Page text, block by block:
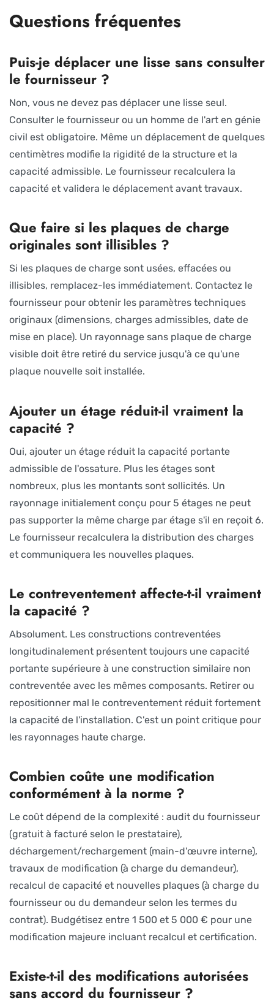
Questions fréquentes
Puis-je déplacer une lisse sans consulter
le fournisseur ?
Non, vous ne devez pas déplacer une lisse seul.
Consulter le fournisseur ou un homme de l'art en génie
civil est obligatoire. Même un déplacement de quelques
centimètres modifie la rigidité de la structure et la
capacité admissible. Le fournisseur recalculera la
capacité et validera le déplacement avant travaux.
Que faire si les plaques de charge
originales sont illisibles ?
Si les plaques de charge sont usées, effacées ou
illisibles, remplacez-les immédiatement. Contactez le
fournisseur pour obtenir les paramètres techniques
originaux (dimensions, charges admissibles, date de
mise en place). Un rayonnage sans plaque de charge
visible doit être retiré du service jusqu'à ce qu'une
plaque nouvelle soit installée.
Ajouter un étage réduit-il vraiment la
capacité ?
Oui, ajouter un étage réduit la capacité portante
admissible de l'ossature. Plus les étages sont
nombreux, plus les montants sont sollicités. Un
rayonnage initialement conçu pour 5 étages ne peut
pas supporter la même charge par étage s'il en reçoit 6.
Le fournisseur recalculera la distribution des charges
et communiquera les nouvelles plaques.
Le contreventement affecte-t-il vraiment
la capacité ?
Absolument. Les constructions contreventées
longitudinalement présentent toujours une capacité
portante supérieure à une construction similaire non
contreventée avec les mêmes composants. Retirer ou
repositionner mal le contreventement réduit fortement
la capacité de l'installation. C'est un point critique pour
les rayonnages haute charge.
Combien coûte une modification
conformément à la norme ?
Le coût dépend de la complexité : audit du fournisseur
(gratuit à facturé selon le prestataire),
déchargement/rechargement (main-d'œuvre interne),
travaux de modification (à charge du demandeur),
recalcul de capacité et nouvelles plaques (à charge du
fournisseur ou du demandeur selon les termes du
contrat). Budgétisez entre 1 500 et 5 000 € pour une
modification majeure incluant recalcul et certification.
Existe-t-il des modifications autorisées
sans accord du fournisseur ?